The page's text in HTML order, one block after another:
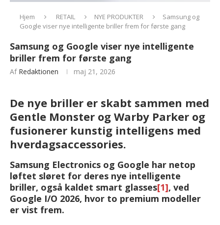
Hjem RETAIL NYE PRODUKTER
Samsung og
Google viser nye intelligente briller frem for første gang
Samsung og Google viser nye intelligente
briller frem for første gang
Af Redaktionen maj 21, 2026
De nye briller er skabt sammen med
Gentle Monster og Warby Parker og
fusionerer kunstig intelligens med
hverdagsaccessories.
Samsung Electronics og Google har netop
løftet sløret for deres nye intelligente
briller, også kaldet smart glasses[1], ved
Google I/O 2026, hvor to premium modeller
er vist frem.